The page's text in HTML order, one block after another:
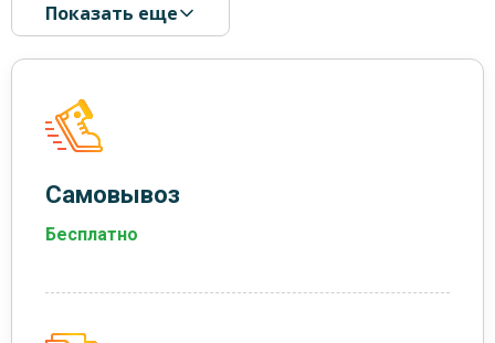
Показать еще
Самовывоз
Бесплатно